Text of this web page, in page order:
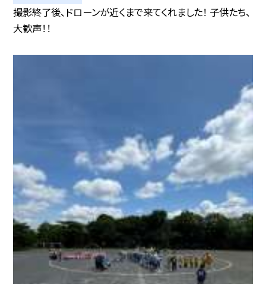
撮影終了後、ドローンが近くまで来てくれました！ 子供たち、
大歓声！！